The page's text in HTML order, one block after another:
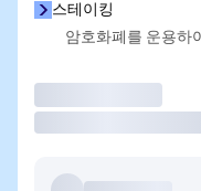
스테이킹
암호화폐를 운용하